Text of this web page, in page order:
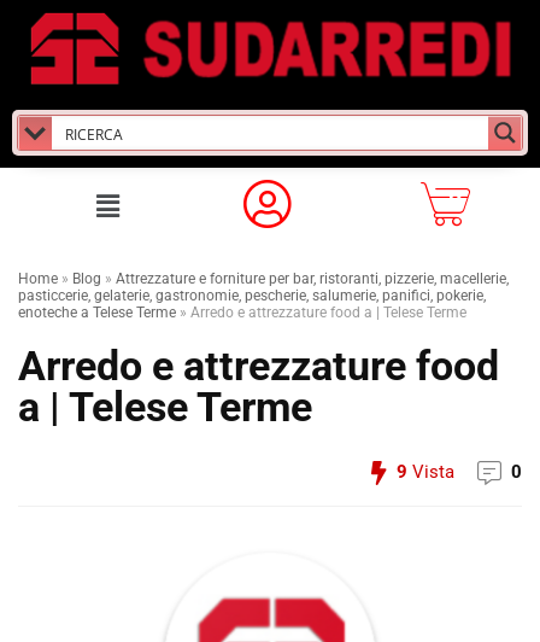
Home » Blog » Attrezzature e forniture per bar, ristoranti, pizzerie, macellerie,
pasticcerie, gelaterie, gastronomie, pescherie, salumerie, panifici, pokerie,
enoteche a Telese Terme » Arredo e attrezzature food a | Telese Terme
Arredo e attrezzature food
a | Telese Terme
9 Vista 0